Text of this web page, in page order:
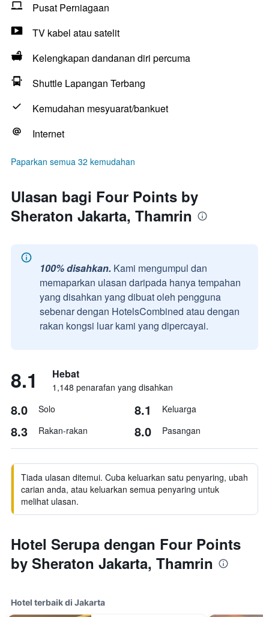
Pusat Perniagaan
TV kabel atau satelit
Kelengkapan dandanan diri percuma
Shuttle Lapangan Terbang
Kemudahan mesyuarat/bankuet
Internet
Paparkan semua 32 kemudahan
Ulasan bagi Four Points by
Sheraton Jakarta, Thamrin
100% disahkan. Kami mengumpul dan
memaparkan ulasan daripada hanya tempahan
yang disahkan yang dibuat oleh pengguna
sebenar dengan HotelsCombined atau dengan
rakan kongsi luar kami yang dipercayai.
8.1 Hebat
1,148 penarafan yang disahkan
8.0 Solo 8.1 Keluarga
8.3 Rakan-rakan 8.0 Pasangan
Tiada ulasan ditemui. Cuba keluarkan satu penyaring, ubah
carian anda, atau keluarkan semua penyaring untuk
melihat ulasan.
Hotel Serupa dengan Four Points
by Sheraton Jakarta, Thamrin
Hotel terbaik di Jakarta